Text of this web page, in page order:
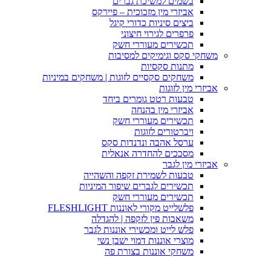
אביזרי מין מזכוכית – פיירקס
ביצים סיניות כדורי קיגל
פרפרים לגירוי חיצוני
תכשירים מעוררי חשק
משחקי סקס וגימיקים למסיבות
מתנות סקסיות
משחקים סקסיים לזוגות | משחקים במיניות
אביזרי מין לזוגות
טבעות רטט גומרים ביחד
אביזרי מין בהנחה
תכשירים מעוררי חשק
ויברטורים לזוגות
ערסל אהבה ונדנדות סקס
מסככים להחדרה אנאלית
אביזרי מין לגבר
טבעות לשמירת זקפה והשהייה
תכשירים לגברים שיפור המיניות
תכשירים מעוררי חשק
פלשלייט מקורי לאוננות FLESHLIGHT
משאבות פין לזקפה | להגדלה
פלש לייט ומכשירי אוננות לגבר
מוצרי אוננות דמוי ישבן נשי
משחקי אוננות בצורת פה